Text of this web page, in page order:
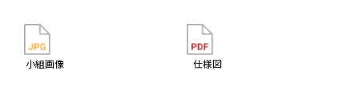
小組画像 仕様図